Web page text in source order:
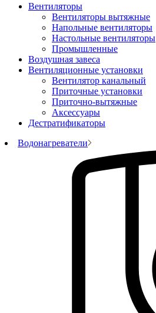
Вентиляторы
Вентиляторы вытяжные
Напольные вентиляторы
Настольные вентиляторы
Промышленные
Воздушная завеса
Вентиляционные установки
Вентилятор канальный
Приточные установки
Приточно-вытяжные
Аксессуары
Дестратификаторы
Водонагреватели